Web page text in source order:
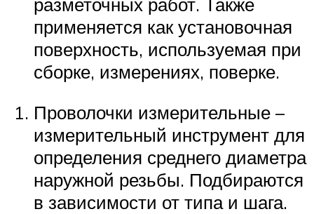
применяется как установочная
поверхность, используемая при
сборке, измерениях, поверке.
Проволочки измерительные –
измерительный инструмент для
определения среднего диаметра
наружной резьбы. Подбираются
в зависимости от типа и шага.